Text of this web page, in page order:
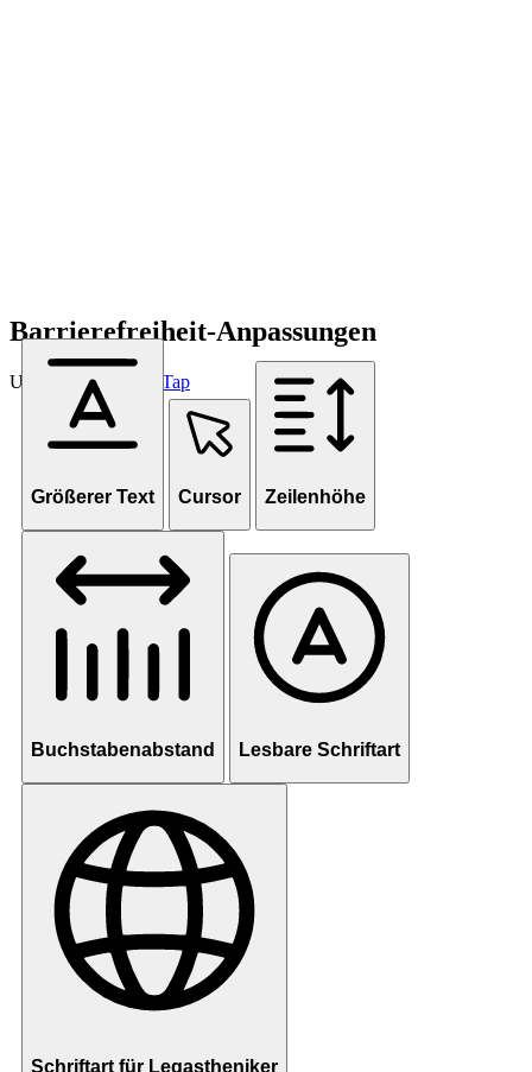
Barrierefreiheit-Anpassungen
Unterstützt von OneTap
Größerer Text Cursor Zeilenhöhe
Buchstabenabstand Lesbare Schriftart
Schriftart für Legastheniker